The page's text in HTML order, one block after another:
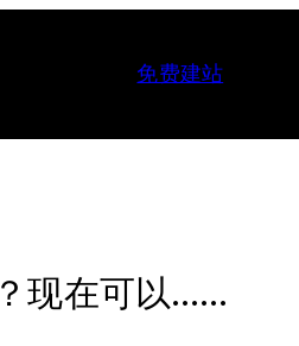
免费建站
现在可以……